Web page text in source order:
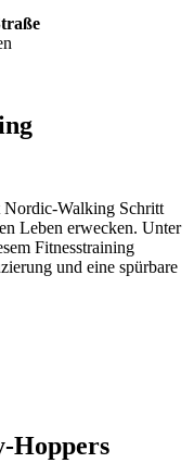
Nordic-Walking Schritt
Leben erwecken. Unter
Fitnesstraining
und eine spürbare
Hoppers